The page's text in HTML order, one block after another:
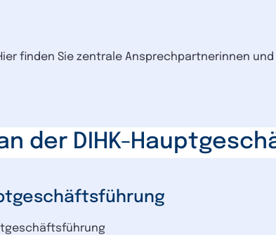
finden Sie zentrale Ansprechpartnerinnen
der DIHK-